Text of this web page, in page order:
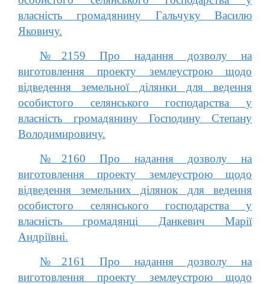
власність громадянину Гальчуку Василю
Яковичу.
№2159 Про надання дозволу на
виготовлення проекту землеустрою щодо
відведення земельної ділянки для ведення
особистого селянського господарства у
власність громадянину Господину Степану
Володимировичу.
№2160 Про надання дозволу на
виготовлення проекту землеустрою щодо
відведення земельних ділянок для ведення
особистого селянського господарства у
власність громадянці Данкевич Марії
Андріївні.
№2161 Про надання дозволу на
виготовлення проекту землеустрою щодо